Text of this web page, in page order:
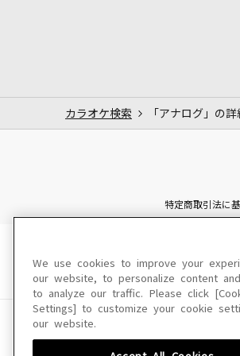
カラオケ検索 「アナログ」の詳
特定商取引法に
このサイトに掲
We use cookies to improve your
our website, to personalize content
to analyze our traffic. Please click
Settings] to customize your cookie
our website.